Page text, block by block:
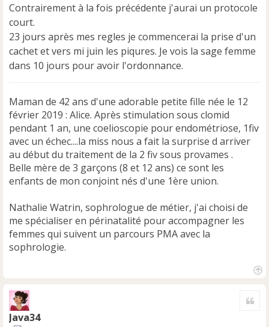
a
g
e
n
o
n
Contrairement à la fois précédente j'aurai un protocole
court.
23 jours après mes regles je commencerai la prise d'un
cachet et vers mi juin les piqures. Je vois la sage femme
dans 10 jours pour avoir l'ordonnance.
Maman de 42 ans d'une adorable petite fille née le 12
février 2019 : Alice. Après stimulation sous clomid
pendant 1 an, une coelioscopie pour endométriose, 1fiv
avec un échec....la miss nous a fait la surprise d arriver
au début du traitement de la 2 fiv sous provames .
Belle mère de 3 garçons (8 et 12 ans) ce sont les
enfants de mon conjoint nés d'une 1ère union.
Nathalie Watrin, sophrologue de métier, j'ai choisi de
me spécialiser en périnatalité pour accompagner les
femmes qui suivent un parcours PMA avec la
sophrologie.
Java34